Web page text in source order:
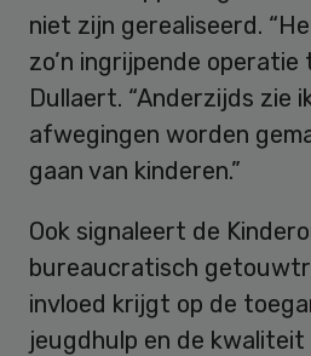
niet zijn gerealiseerd.
zo’n ingrijpende
Dullaert. “Anderzijds zie
afwegingen worden
gaan van kinderen.”
Ook signaleert de
bureaucratisch
invloed krijgt op de
jeugdhulp en de